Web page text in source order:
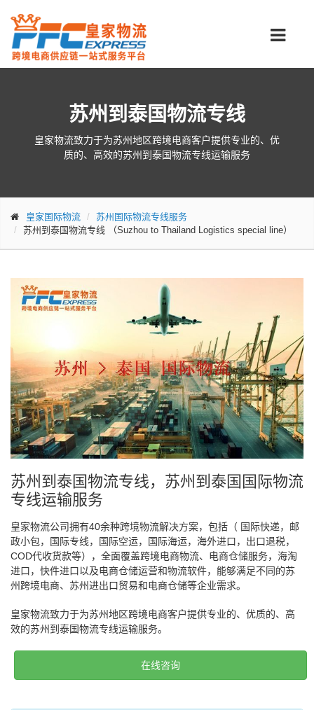
苏州到泰国物流专线
皇家物流致力于为苏州地区跨境电商客户提供专业的、优
质的、高效的苏州到泰国物流专线运输服务
皇家国际物流
苏州国际物流专线服务
苏州到泰国物流专线 （Suzhou to Thailand Logistics special line）
苏州到泰国物流专线，苏州到泰国国际物流
专线运输服务
皇家物流公司拥有40余种跨境物流解决方案，包括（ 国际快递，邮
政小包，国际专线，国际空运，国际海运，海外进口，出口退税，
COD代收货款等），全面覆盖跨境电商物流、电商仓储服务，海淘
进口，快件进口以及电商仓储运营和物流软件，能够满足不同的苏
州跨境电商、苏州进出口贸易和电商仓储等企业需求。
皇家物流致力于为苏州地区跨境电商客户提供专业的、优质的、高
效的苏州到泰国物流专线运输服务。
在线咨询